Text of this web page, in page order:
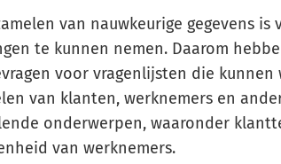
van nauwkeurige gegevens
te kunnen nemen. Daarom
voor vragenlijsten die
van klanten, werknemers en
onderwerpen, waaronder
van werknemers.